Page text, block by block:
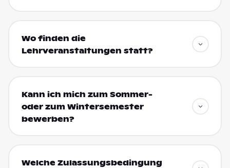
Wo finden die
Lehrveranstaltungen statt?
Kann ich mich zum Sommer-
oder zum Wintersemester
bewerben?
Welche Zulassungsbedingung